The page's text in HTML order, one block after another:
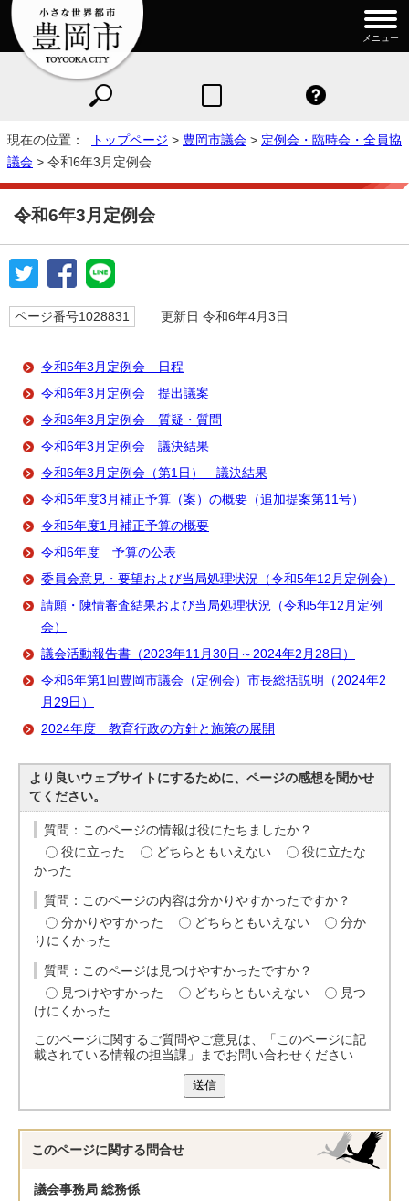
メニュー
現在の位置： トップページ > 豊岡市議会 > 定例会・臨時会・全員協
議会 > 令和6年3月定例会
令和6年3月定例会
ページ番号1028831 更新日 令和6年4月3日
令和6年3月定例会 日程
令和6年3月定例会 提出議案
令和6年3月定例会 質疑・質問
令和6年3月定例会 議決結果
令和6年3月定例会（第1日） 議決結果
令和5年度3月補正予算（案）の概要（追加提案第11号）
令和5年度1月補正予算の概要
令和6年度 予算の公表
委員会意見・要望および当局処理状況（令和5年12月定例会）
請願・陳情審査結果および当局処理状況（令和5年12月定例
会）
議会活動報告書（2023年11月30日～2024年2月28日）
令和6年第1回豊岡市議会（定例会）市長総括説明（2024年2
月29日）
2024年度 教育行政の方針と施策の展開
より良いウェブサイトにするために、ページの感想を聞かせ
てください。
質問：このページの情報は役にたちましたか？
役に立った
どちらともいえない
役に立たな
かった
質問：このページの内容は分かりやすかったですか？
分かりやすかった
どちらともいえない
分か
りにくかった
質問：このページは見つけやすかったですか？
見つけやすかった
どちらともいえない
見つ
けにくかった
このページに関するご質問やご意見は、「このページに記
載されている情報の担当課」までお問い合わせください
送信
このページに関する 問合せ
議会事務局 総務係